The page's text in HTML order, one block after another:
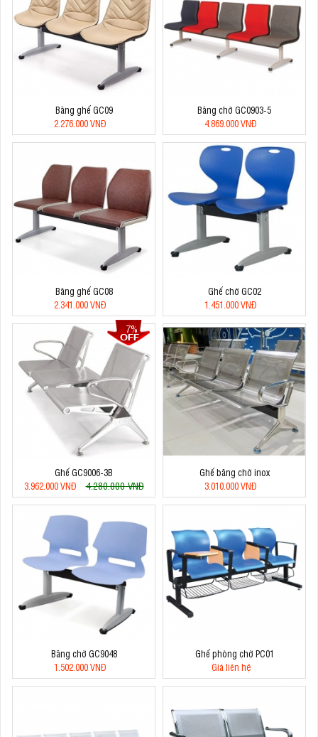
Băng ghế GC09
2.276.000 VNĐ
Băng chờ GC0903-5
4.869.000 VNĐ
Băng ghế GC08
2.341.000 VNĐ
Ghế chờ GC02
1.451.000 VNĐ
7%
Ghế GC9006-3B
3.962.000 VNĐ
4.280.000 VNĐ
Ghế băng chờ inox
3.010.000 VNĐ
Băng chờ GC9048
1.502.000 VNĐ
Ghế phòng chờ PC01
Giá liên hệ